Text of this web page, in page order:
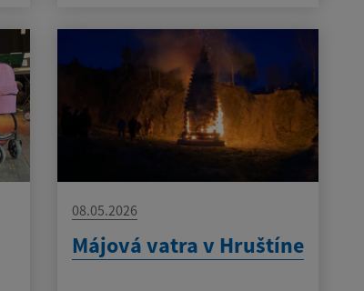
08.05.2026
Májová vatra v Hruštíne